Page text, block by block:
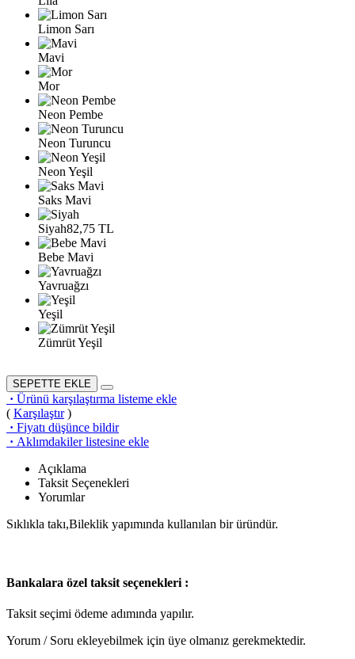
Limon Sarı
Mavi
Mor
Neon Pembe
Neon Turuncu
Neon Yeşil
Saks Mavi
Siyah82,75 TL
Bebe Mavi
Yavruağzı
Yeşil
Zümrüt Yeşil
SEPETTE EKLE
· Ürünü karşılaştırma listeme ekle
( Karşılaştır)
· Fiyatı düşünce bildir
· Aklımdakiler listesine ekle
Açıklama
Taksit Seçenekleri
Yorumlar
Sıklıkla takı,Bileklik yapımında kullanılan bir üründür.
Bankalara özel taksit seçenekleri :
Taksit seçimi ödeme adımında yapılır.
Yorum / Soru ekleyebilmek için üye olmanız gerekmektedir.